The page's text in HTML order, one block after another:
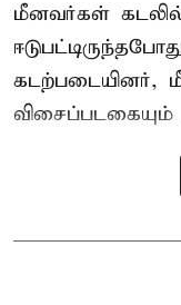
மீனவர்கள்
கடற்படையினர்,
விசைப்படகையும்